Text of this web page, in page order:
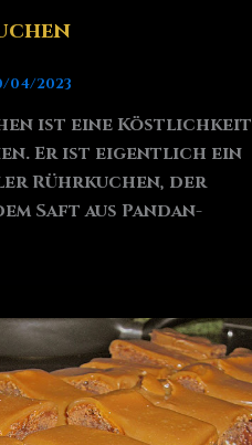
04/2023
ist eine Köstlichkeit
Er ist eigentlich ein
Rührkuchen, der
Saft aus Pandan-